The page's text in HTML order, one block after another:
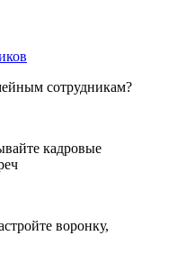
сотрудникам?
кадровые
воронку,